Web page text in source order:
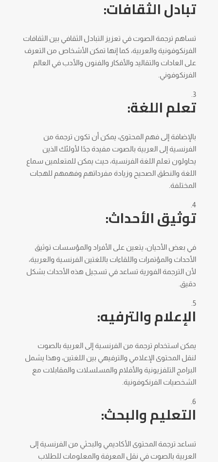
تبادل الثقافات:
تساهم ترجمة الصوت في تعزيز التبادل الثقافي بين الثقافات
الفرنكوفونية والعربية، كما إنها تمكن الأشخاص من التعرف
على العادات والتقاليد والأفكار والفنون والأدب في العالم
الفرنكوفوني.
تعلم اللغة:
بالإضافة إلى فهم المحتوى، يمكن أن تكون ترجمة من
الفرنسية إلى العربية بالصوت مفيدة جدًا لأولئك الذين
يحاولون تعلم اللغة الفرنسية، حيث يمكن للمتعلمين سماع
اللغة والنطق الصحيح وزيادة مفرداتهم وفهمهم للهجات
المختلفة.
توثيق الأحداث:
في بعض الأحيان، يتعين على الأفراد والمؤسسات توثيق
الأحداث والمؤتمرات واللقاءات باللغتين الفرنسية والعربية،
لأن الترجمة الفورية تساعد في تسجيل هذه الأحداث بشكل
دقيق.
الإعلام والترفيه:
يمكن استخدام ترجمة من الفرنسية إلى العربية بالصوت
لنقل المحتوى الإعلامي والترفيهي بين اللغتين، وهذا يشمل
البرامج التلفزيونية والأفلام والمسلسلات والمقابلات مع
الشخصيات الفرنكوفونية.
التعليم والبحث:
تساعد ترجمة المحتوى الأكاديمي والبحثي من الفرنسية إلى
العربية بالصوت في نقل المعرفة والمعلومات للطلاب